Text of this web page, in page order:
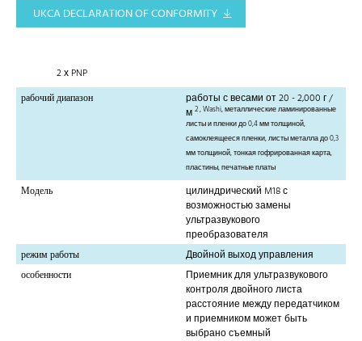
UKCA DECLARATION OF CONFORMITY
2 х PNP
рабочий диапазон
работы с весами от 20 - 2,000 г /
м 2, Washi, металлические ламинированные
листы и пленки до 0,4 мм толщиной,
самоклеящееся пленки, листы металла до 0,3
мм толщиной, тонкая гофрированная карта,
пластины, печатные платы
Модель
цилиндрический M18 с
возможностью замены
ультразвукового
преобразователя
режим работы
Двойной выход управления
особенности
Приемник для ультразвукового
контроля двойного листа
расстояние между передатчиком
и приемником может быть
выбрано съемный